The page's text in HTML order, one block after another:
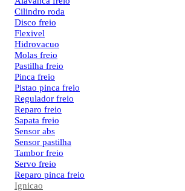
Cilindro roda
Disco freio
Flexivel
Hidrovacuo
Molas freio
Pastilha freio
Pinca freio
Pistao pinca freio
Regulador freio
Reparo freio
Sapata freio
Sensor abs
Sensor pastilha
Tambor freio
Servo freio
Reparo pinca freio
Ignicao